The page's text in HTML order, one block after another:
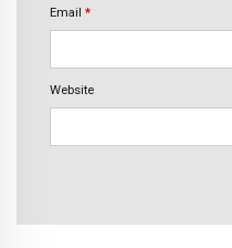
Email *
Website